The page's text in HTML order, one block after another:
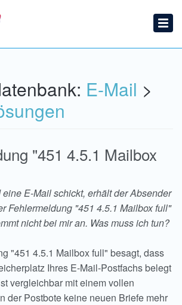
E-Mail >
"451 4.5.1 Mailbox
eine E-Mail schickt, erhält der Absender
Fehlermeldung "451 4.5.1 Mailbox full"
nicht bei mir an. Was muss ich tun?
"451 4.5.1 Mailbox full" besagt, dass
Ihres E-Mail-Postfachs belegt
vergleichbar mit einem vollen
der Postbote keine neuen Briefe mehr